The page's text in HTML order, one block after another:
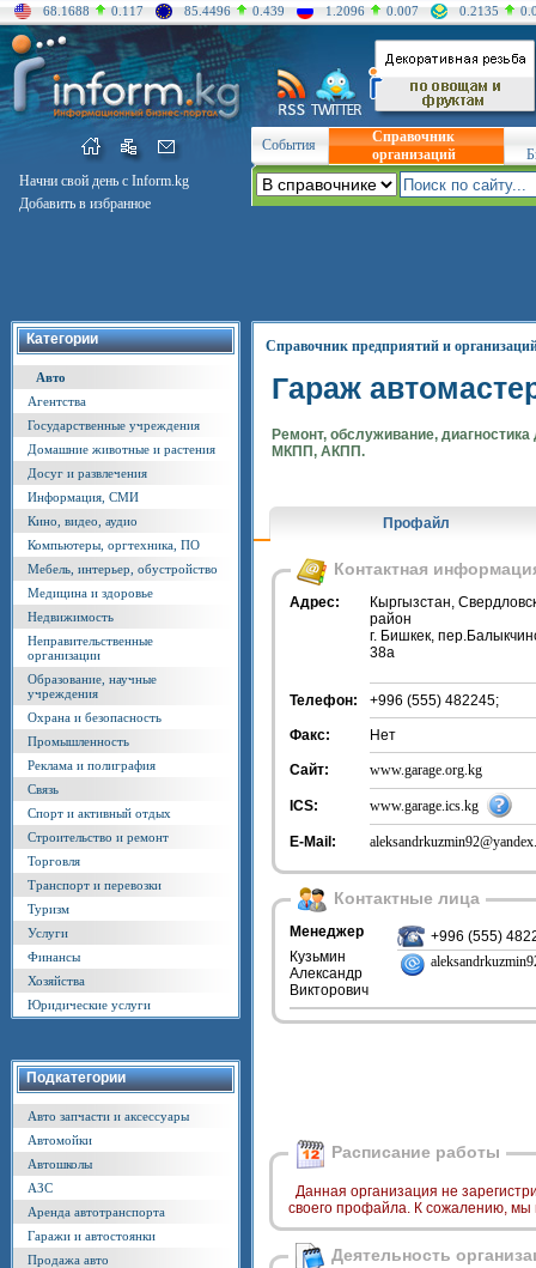
68.1688 0.117 85.4496 0.439 1.2096 0.007 0.2135
Начни свой день с Inform.kg
Добавить в избранное
События
Справочник
организаций
Категории
Авто
Агентства
Государственные учреждения
Домашние животные и растения
Досуг и развлечения
Информация, СМИ
Кино, видео, аудио
Компьютеры, оргтехника, ПО
Мебель, интерьер, обустройство
Медицина и здоровье
Недвижимость
Неправительственные
организации
Образование, научные
учреждения
Охрана и безопасность
Промышленность
Реклама и полиграфия
Связь
Спорт и активный отдых
Строительство и ремонт
Торговля
Транспорт и перевозки
Туризм
Услуги
Финансы
Хозяйства
Юридические услуги
Подкатегории
Авто запчасти и аксессуары
Автомойки
Автошколы
АЗС
Аренда автотранспорта
Гаражи и автостоянки
Продажа авто
Справочник предприятий и
Гараж
Ремонт, обслуживание, диагностика
МКПП, АКПП.
Профайл
Контактная
Адрес:
Кыргызстан,
район
г. Бишкек,
38а
Телефон: +996 (555) 482245;
Факс: Нет
Сайт: www.garage.org.kg
ICS: www.garage.ics.kg
E-Mail:
Контактные лица
Менеджер
Кузьмин
Александр
Викторович
+996 (555)
Расписание работы
Данная организация не
своего профайла. К сожалению,
Деятельность